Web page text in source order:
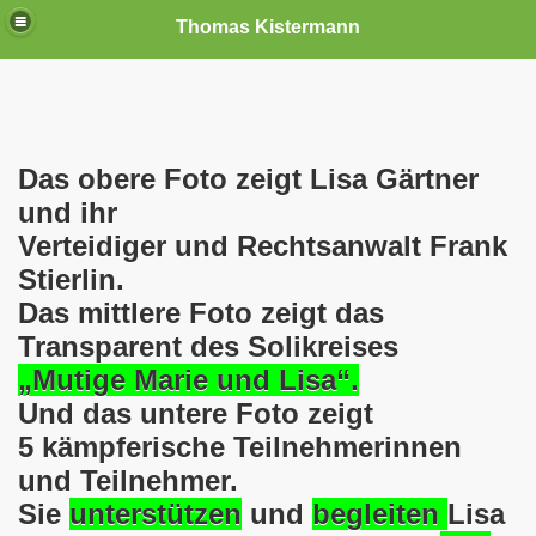
Thomas Kistermann
Das obere Foto zeigt Lisa Gärtner
und ihr
Verteidiger und Rechtsanwalt Frank
Stierlin.
Das mittlere Foto zeigt das
Transparent des Solikreises
„Mutige Marie und Lisa“.
Und das untere Foto zeigt
5 kämpferische Teilnehmerinnen
und Teilnehmer.
Sie unterstützen und begleiten Lisa
Ideen und Anregungen!
jeweils am 01.09.1991 (21 Jahre jung ) und am
Todzy hat acht Kinder - sehen darf die junge Mutter
Gelsenkirchen-Buer mit der Sachkundeprüfung nach §
Bewegung steht mit voller Solidarität hinter Thomas